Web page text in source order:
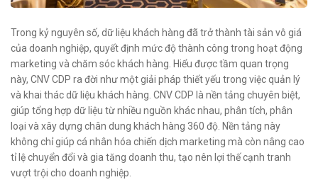
Trong kỷ nguyên số, dữ liệu khách hàng đã trở thành tài sản vô giá
của doanh nghiệp, quyết định mức độ thành công trong hoạt động
marketing và chăm sóc khách hàng. Hiểu được tầm quan trọng
này, CNV CDP ra đời như một giải pháp thiết yếu trong việc quản lý
và khai thác dữ liệu khách hàng. CNV CDP là nền tảng chuyên biệt,
giúp tổng hợp dữ liệu từ nhiều nguồn khác nhau, phân tích, phân
loại và xây dựng chân dung khách hàng 360 độ. Nền tảng này
không chỉ giúp cá nhân hóa chiến dịch marketing mà còn nâng cao
tỉ lệ chuyển đổi và gia tăng doanh thu, tạo nên lợi thế cạnh tranh
vượt trội cho doanh nghiệp.